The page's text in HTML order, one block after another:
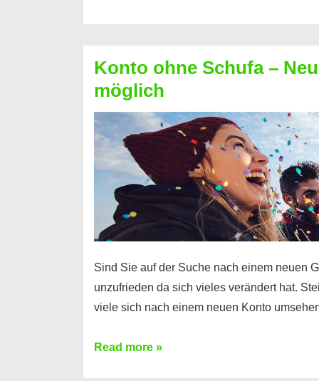
Sie
einen
Kredit
ohne
Einkommensnachweis
Konto ohne Schufa –
möglich
Sind Sie auf der Suche nach einem neuen
unzufrieden da sich vieles verändert hat.
viele sich nach einem neuen Konto
Konto
Read more »